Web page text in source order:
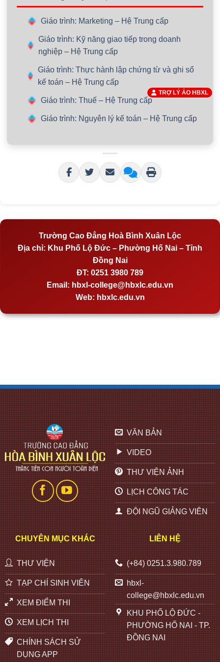
Giáo trình: Marketing – Hệ Trung cấp
Giáo trình: Kỹ năng giao tiếp trong doanh
nghiệp – Hệ Trung cấp
Giáo trình: Thực hành lập chứng từ và ghi sổ
kế toán – Hệ Trung cấp
Giáo trình: Thuế – Hệ Trung cấp
Giáo trình: Nguyên lý kế toán – Hệ Trung cấp
Trường Cao Đẳng Hoà Bình Xuân Lộc
Địa chỉ: Khu Phố Lộ Đức – Phường Hố Nai – Tỉnh
Đồng Nai
ĐT: 0251 3980 789
Email: hbxl-college@hbxlc.edu.vn
Web: hbxlc.edu.vn
VĂN BẢN
VIDEO
THƯ VIỆN ẢNH
LỊCH CÔNG TÁC
ĐỘI NGŨ GIẢNG VIÊN
CHUYÊN MỤC KHÁC
THƯ VIỆN
TẠP CHÍ SINH VIÊN
XEM ĐIỂM THI
XEM LỊCH THI
CHÍNH SÁCH SỬ
DỤNG APP
LIÊN HỆ
(+84) 0251.3.980.789
hbxl-
college@hbxlc.edu.vn
KHU PHỐ LỘ ĐỨC -
PHƯỜNG HỐ NAI - TP.
ĐỒNG NAI
TRỢ LÝ ẢO HBXL